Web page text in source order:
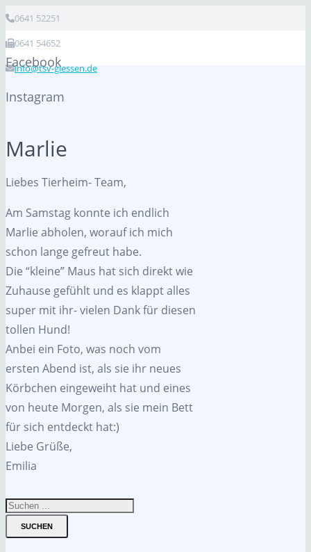
0641 52251
0641 54652
info@tsv-giessen.de
Facebook
Instagram
Marlie
Liebes Tierheim- Team,
Am Samstag konnte ich endlich
Marlie abholen, worauf ich mich
schon lange gefreut habe.
Die “kleine” Maus hat sich direkt wie
Zuhause gefühlt und es klappt alles
super mit ihr- vielen Dank für diesen
tollen Hund!
Anbei ein Foto, was noch vom
ersten Abend ist, als sie ihr neues
Körbchen eingeweiht hat und eines
von heute Morgen, als sie mein Bett
für sich entdeckt hat:)
Liebe Grüße,
Emilia
SUCHEN